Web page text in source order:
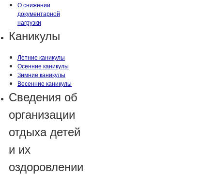
О снижении
документарной
нагрузки
Каникулы
Летние каникулы
Осенние каникулы
Зимние каникулы
Весенние каникулы
Сведения об
организации
отдыха детей
и их
оздоровлении